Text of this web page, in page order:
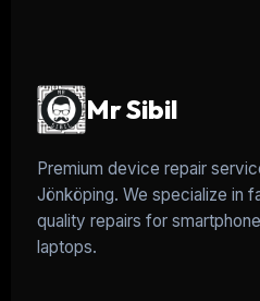
Mr Sibil
Premium device repair
Jönköping. We specialize in
quality repairs for
laptops.